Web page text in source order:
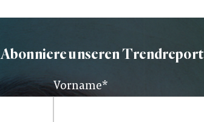
Abonniere unseren Trendreport
Vorname*